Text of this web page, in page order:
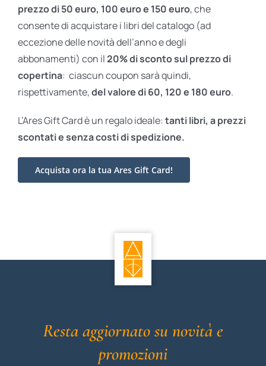
prezzo di 50 euro, 100 euro e 150 euro, che
consente di acquistare i libri del catalogo (ad
eccezione delle novità dell’anno e degli
abbonamenti) con il20% di sconto sul prezzo di
copertina: ciascun coupon sarà quindi,
rispettivamente,del valore di 60, 120 e 180 euro.
L’Ares Gift Card è un regalo ideale: tanti libri, a prezzi
scontati esenza costi di spedizione.
Acquista ora la tua Ares Gift Card!
Resta aggiornato su novità e
promozioni